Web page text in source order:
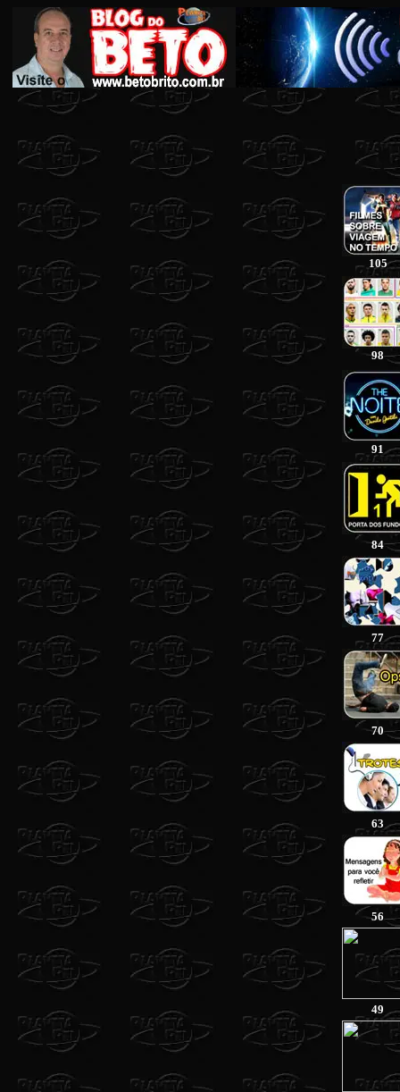
105
98
91
84
77
70
63
56
49